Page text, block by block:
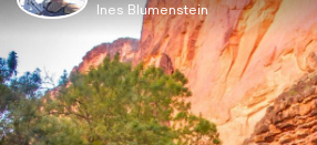
Ines Blumenstein